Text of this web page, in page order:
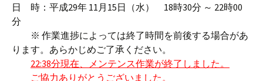
日 時：平成29年 11月15日（水） 18時30分 ～ 22時00
分
※ 作業進捗によっては終了時間を前後する場合があ
ります。あらかじめご了承ください。
22:38分現在、メンテンス作業が終了しました。
ご協力ありがとうございました。